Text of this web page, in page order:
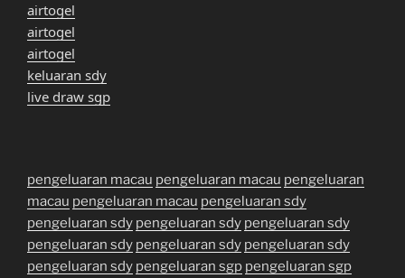
airtogel
airtogel
airtogel
keluaran sdy
live draw sgp
pengeluaran macau pengeluaran macau pengeluaran
macau pengeluaran macau pengeluaran sdy
pengeluaran sdy pengeluaran sdy pengeluaran sdy
pengeluaran sdy pengeluaran sdy pengeluaran sdy
pengeluaran sdy pengeluaran sgp pengeluaran sgp